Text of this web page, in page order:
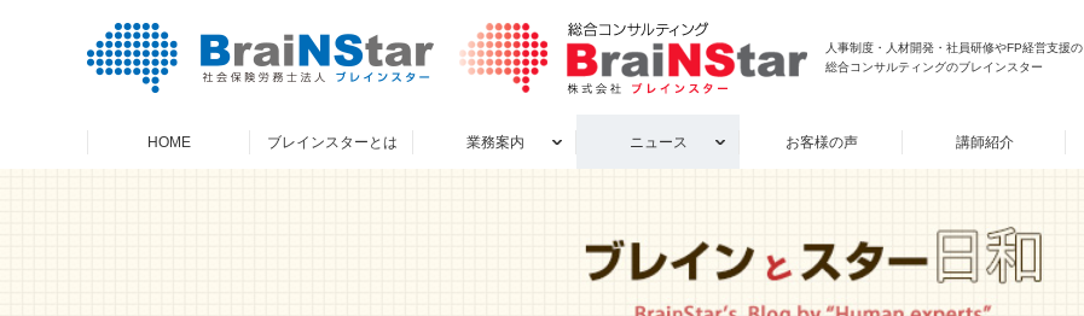
人事制度・人材開発・社員研修やFP経営支援の
総合コンサルティングのブレインスター
HOME ブレインスターとは 業務案内
労務支援
ニュース お客様の声 講師紹介
人事制度支援
サービス概要
人材開発 労務支援
就業規則作成・見直し
給与計算・保険手続き代行
ブレインスターニュース ブレインとスター日和 独立開業者の声
株式会社ブレインスター 社会保険労務士法人ブレインスター 代表あいさつ
採用トップ 会社を知る 仕事を知る